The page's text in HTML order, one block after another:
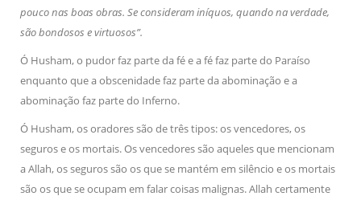
pouco nas boas obras. Se consideram iníquos, quando na verdade,
são bondosos e virtuosos”.
Ó Husham, o pudor faz parte da fé e a fé faz parte do Paraíso
enquanto que a obscenidade faz parte da abominação e a
abominação faz parte do Inferno.
Ó Husham, os oradores são de três tipos: os vencedores, os
seguros e os mortais. Os vencedores são aqueles que mencionam
a Allah, os seguros são os que se mantém em silêncio e os mortais
são os que se ocupam em falar coisas malignas. Allah certamente